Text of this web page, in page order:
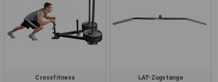
Registerkarten auf der linken
Seite alle Ihre Cookie-
Einstellungen anzupassen.
Crossfitness
LAT-Zugstange